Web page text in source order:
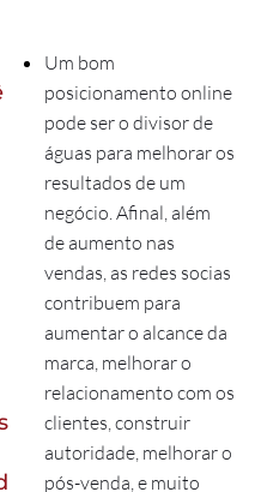
Um bom
posicionamento online
pode ser o divisor de
águas para melhorar os
resultados de um
negócio. Afinal, além
de aumento nas
vendas, as redes socias
contribuem para
aumentar o alcance da
marca, melhorar o
relacionamento com os
clientes, construir
autoridade, melhorar o
pós-venda, e muito